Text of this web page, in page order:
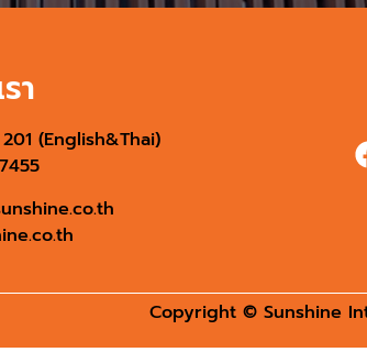
า
(English&Thai)
Copyright © Sunshine